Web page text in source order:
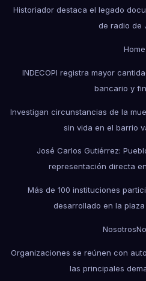
Historiador destaca el legado
de radio de
Home
INDECOPI registra mayor
bancario y
Investigan circunstancias de la
sin vida en el barrio
José Carlos Gutiérrez:
representación directa
Más de 100 instituciones
desarrollado en la
Nosotros
Organizaciones se reúnen con
las principales